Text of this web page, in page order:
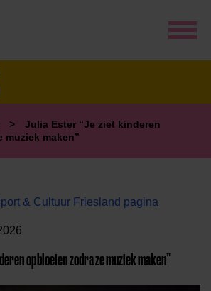
>
Julia Ester “Je ziet kinderen
muziek maken”
& Cultuur Friesland pagina
opbloeien zodra ze muziek maken”